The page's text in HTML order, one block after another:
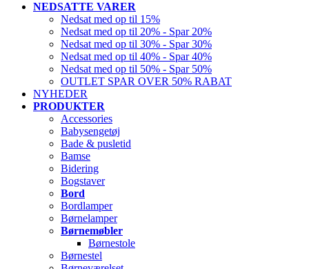
NEDSATTE VARER
Nedsat med op til 15%
Nedsat med op til 20% - Spar 20%
Nedsat med op til 30% - Spar 30%
Nedsat med op til 40% - Spar 40%
Nedsat med op til 50% - Spar 50%
OUTLET SPAR OVER 50% RABAT
NYHEDER
PRODUKTER
Accessories
Babysengetøj
Bade & pusletid
Bamse
Bidering
Bogstaver
Bord
Bordlamper
Børnelamper
Børnemøbler
Børnestole
Børnestel